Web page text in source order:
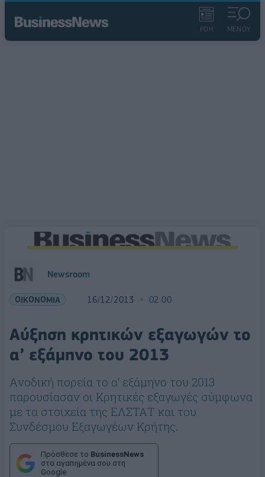
ΡΟΗ ΜΕΝΟΥ
Newsroom
ΟΙΚΟΝΟΜΙΑ 16/12/2013 02:00
Αύξηση κρητικών εξαγωγών το
α’ εξάμηνο του 2013
Aνοδική πορεία το α’ εξάμηνο του 2013
παρουσίασαν οι Κρητικές εξαγωγές σύμφωνα
με τα στοιχεία της ΕΛΣΤΑΤ και του
Συνδέσμου Εξαγωγέων Κρήτης.
Πρόσθεσε το BusinessNews
στα αγαπημένα σου στη
Google